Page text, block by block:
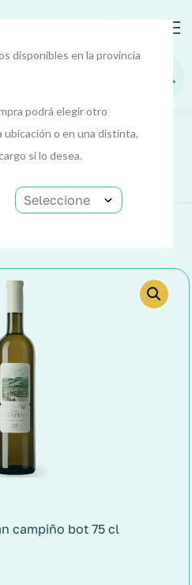
disponibles en la provincia
podrá elegir otro
ubicación o en una distinta,
si lo desea.
Alimentos 4
(Ribeiro) Gran Campiño
campiño bot 75 cl